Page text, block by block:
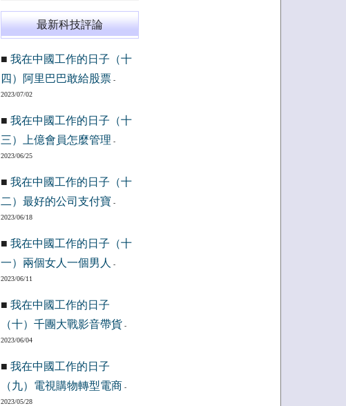
最新科技評論
■ 我在中國工作的日子（十
四）阿里巴巴敢給股票-
2023/07/02
■ 我在中國工作的日子（十
三）上億會員怎麼管理 -
2023/06/25
■ 我在中國工作的日子（十
二）最好的公司支付寶 -
2023/06/18
■ 我在中國工作的日子（十
一）兩個女人一個男人
-
2023/06/11
■ 我在中國工作的日子
（十）千團大戰影音帶貨 -
2023/06/04
■ 我在中國工作的日子
（九）電視購物轉型電商 -
2023/05/28